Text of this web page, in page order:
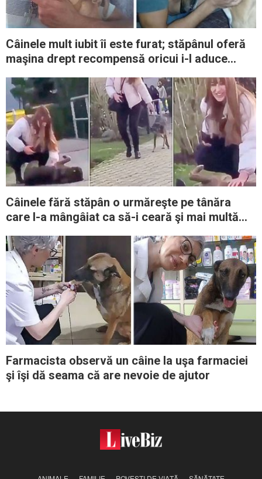
Câinele mult iubit îi este furat; stăpânul oferă
maşina drept recompensă oricui i-l aduce
Câinele fără stăpân o urmăreşte pe tânăra
care l-a mângâiat ca să-i ceară şi mai multă
Farmacista observă un câine la uşa farmaciei
şi îşi dă seama că are nevoie de ajutor